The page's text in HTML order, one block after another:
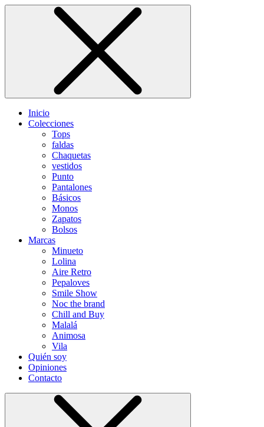
Inicio
Colecciones
Tops
faldas
Chaquetas
vestidos
Punto
Pantalones
Básicos
Monos
Zapatos
Bolsos
Marcas
Minueto
Lolina
Aire Retro
Pepaloves
Smile Show
Noc the brand
Chill and Buy
Malalá
Animosa
Vila
Quién soy
Opiniones
Contacto